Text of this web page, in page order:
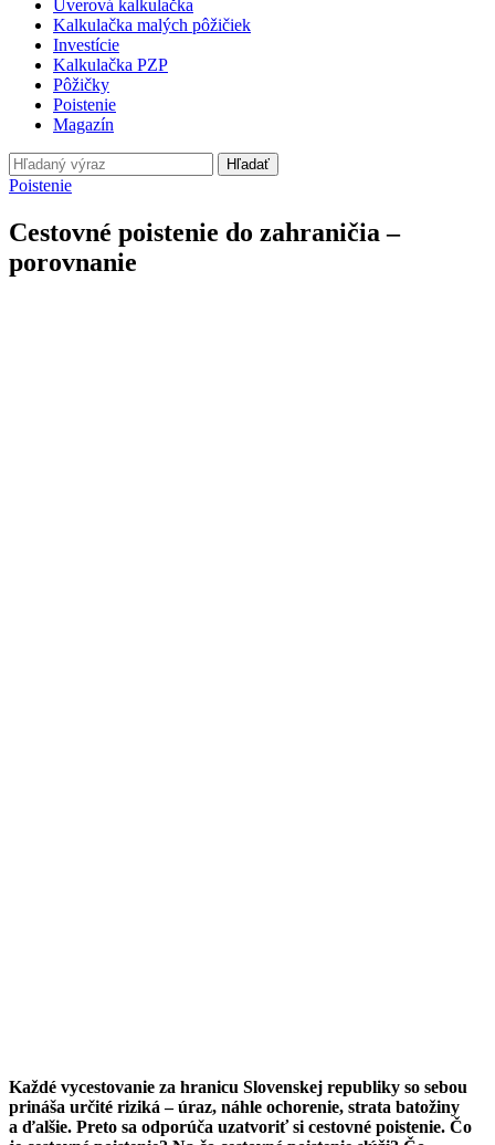
Úverová kalkulačka
Kalkulačka malých pôžičiek
Investície
Kalkulačka PZP
Pôžičky
Poistenie
Magazín
Hľadať
Poistenie
Cestovné poistenie do zahraničia –
porovnanie
Každé vycestovanie za hranicu Slovenskej republiky so sebou
prináša určité riziká – úraz, náhle ochorenie, strata batožiny
a ďalšie. Preto sa odporúča uzatvoriť si cestovné poistenie. Čo